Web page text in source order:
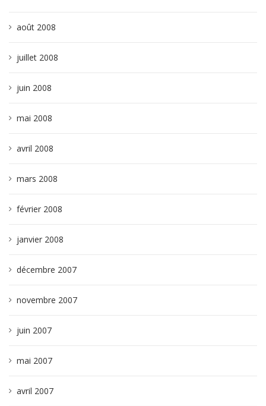
août 2008
juillet 2008
juin 2008
mai 2008
avril 2008
mars 2008
février 2008
janvier 2008
décembre 2007
novembre 2007
juin 2007
mai 2007
avril 2007